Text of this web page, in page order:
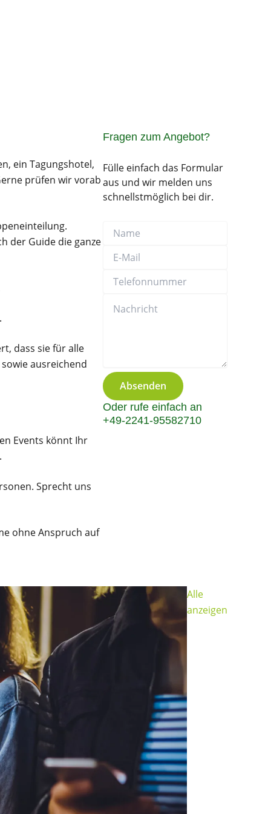
ein Tagungshotel,
prüfen wir vorab
der Guide die ganze
dass sie für alle
ausreichend
Events könnt Ihr
Sprecht uns
ohne Anspruch auf
Fragen zum Angebot?
Fülle einfach das Formular
aus und wir melden uns
schnellstmöglich bei dir.
Mail
Absenden
Oder rufe einfach an
+49-2241-95582710
Alle
anzeigen